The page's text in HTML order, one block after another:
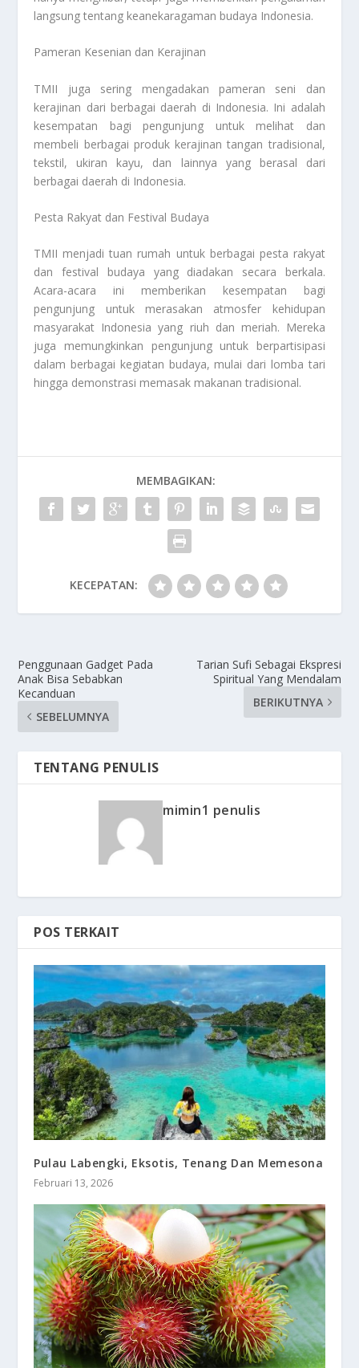
langsung tentang keanekaragaman budaya Indonesia.
Pameran Kesenian dan Kerajinan
TMII juga sering mengadakan pameran seni dan
kerajinan dari berbagai daerah di Indonesia. Ini adalah
kesempatan bagi pengunjung untuk melihat dan
membeli berbagai produk kerajinan tangan tradisional,
tekstil, ukiran kayu, dan lainnya yang berasal dari
berbagai daerah di Indonesia.
Pesta Rakyat dan Festival Budaya
TMII menjadi tuan rumah untuk berbagai pesta rakyat
dan festival budaya yang diadakan secara berkala.
Acara-acara ini memberikan kesempatan bagi
pengunjung untuk merasakan atmosfer kehidupan
masyarakat Indonesia yang riuh dan meriah. Mereka
juga memungkinkan pengunjung untuk berpartisipasi
dalam berbagai kegiatan budaya, mulai dari lomba tari
hingga demonstrasi memasak makanan tradisional.
MEMBAGIKAN:
KECEPATAN:
Penggunaan Gadget Pada
Anak Bisa Sebabkan
Kecanduan
SEBELUMNYA
Tarian Sufi Sebagai Ekspresi
Spiritual Yang Mendalam
BERIKUTNYA
TENTANG PENULIS
mimin1 penulis
POS TERKAIT
Pulau Labengki, Eksotis, Tenang Dan Memesona
Februari 13, 2026